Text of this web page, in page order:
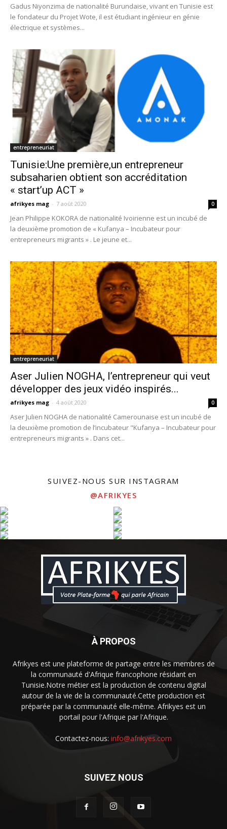
Gadus Niyonzima de nationalité Burundaise, vivant en Tunisie est
le fondateur du Projet Wote, il est étudiant ingénieur en génie
électrique et systèmes...
entrepreneuriat
Tunisie:Une première,un entrepreneur
subsaharien obtient son accréditation
« start’up ACT »
afrikyes mag - 7 août 2020 0
Jean Philippe KOKORA de nationalité Ivoirienne est un incubé de
la deuxième promotion de « Kufanya – Incubateur pour
entrepreneurs migrants » . Le jeune et...
entrepreneuriat
Aser Julien NOGHA, l’entrepreneur qui veut
développer des jeux vidéo inspirés...
afrikyes mag - 4 août 2020 0
Aser Julien NOGHA de nationalité Camerounaise est un incubé de
la deuxième promotion de l’incubateur "Kufanya – Incubateur pour
entrepreneurs migrants » . Dans cet...
SUIVEZ-NOUS SUR INSTAGRAM
@AFRIKYES
À PROPOS
Afrikyes est une plateforme de partage entre les membres de
la communauté d'Afrique francophone résidant en
Tunisie.Notre métier est la production de contenu digital
autour de la vie de la communauté.Cette production est
préparée par la communauté elle-même. Afrikyes est un
portail pour l'Afrique par l'Afrique.
Contactez-nous: info@afrikyes.com
SUIVEZ NOUS